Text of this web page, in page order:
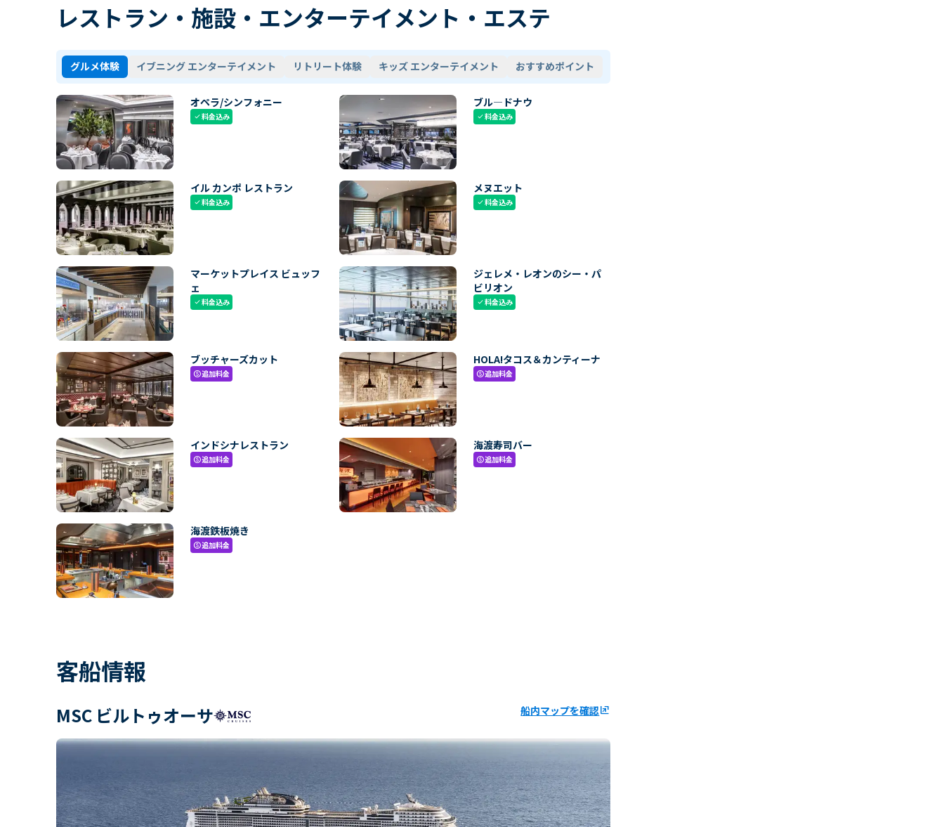
レストラン・施設・エンターテイメント・エステ
グルメ体験 イブニング エンターテイメント リトリート体験 キッズ エンターテイメント おすすめポイント
オペラ/シンフォニー
check料金込み
ブル―ドナウ
check料金込み
イル カンポ レストラン
check料金込み
メヌエット
check料金込み
マーケットプレイス ビュッフ
ェ
check料金込み
ジェレメ・レオンのシー・パ
ビリオン
check料金込み
ブッチャーズカット
paid追加料金
HOLA!タコス＆カンティーナ
paid追加料金
インドシナレストラン
paid追加料金
海渡寿司バー
paid追加料金
海渡鉄板焼き
paid追加料金
客船情報
MSC ビルトゥオーサ 船内マップを確認ungroup